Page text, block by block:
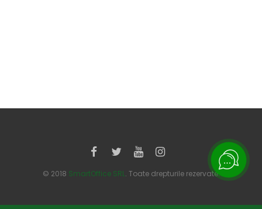
© 2018 SmartOffice SRL. Toate drepturile rezervate.